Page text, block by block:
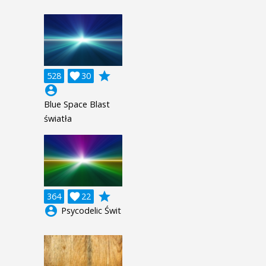
528 30

grade
account_circle
Blue Space Blast
światła
364 22

grade
account_circle Psycodelic Świt